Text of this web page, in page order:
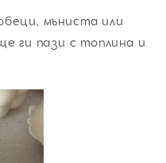
мъниста или
ги пази с топлина и